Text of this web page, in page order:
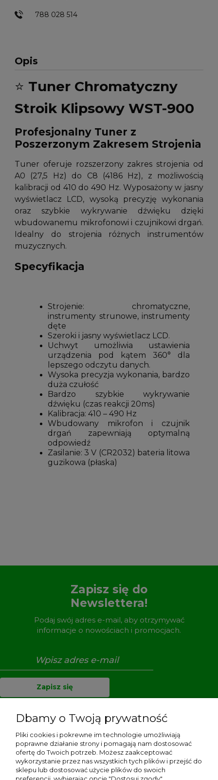
788 028 514
Opis
⭐ Tuner Chromatyczny
Stroik Klipsowy WST-900
Profesjonalny Tuner z
Poszerzonym Zakresem Strojenia
Tuner oferuje rozszerzony zakres strojenia od
A0 (27,5 Hz) do C8 (4186 Hz), z możliwością
kalibracji od 410 do 490 Hz. Wyposażony w jasny
wyświetlacz LCD, wysoką precyzję wykonania
oraz szybkie wykrywanie dźwięku dzięki
wbudowanemu mikrofonowi i czujnikowi drgań.
Idealny do strojenia różnych instrumentów
muzycznych.
Specyfikacja
Strojenie: chromatyczne,
instrumenty strunowe, instrumenty
dęte
Szeroki i jasny wyświetlacz LCD.
Uchwyt umożliwia ustawienia
urządzenia pod kątem 360° dla
lepszego odczytu danych.
Wysoka precyzja wykonania, bardzo
duża czułość
Bardzo szybkie wykrywanie
dźwięku (czas reakcji 20ms)
Kalibracja: 410 – 490 Hz
Wbudowany mikrofon i czujnik
drgań zapewniają optymalną
odpowiedź
Zasilanie: 3 V (CR2032) bateria litowa
guzikowa (płaska)
Zapisz się do
Newslettera!
Podaj swój adres e-mail, aby otrzymywać
informacje o nowościach i promocjach.
Zapisz się
Pomoc
Dostawa i płatności
Dbamy o Twoją prywatność
Pliki cookies i pokrewne im technologie umożliwiają
poprawne działanie strony i pomagają nam dostosować
ofertę do Twoich potrzeb. Możesz zaakceptować
wykorzystanie przez nas wszystkich tych plików i przejść do
sklepu lub dostosować użycie plików do swoich